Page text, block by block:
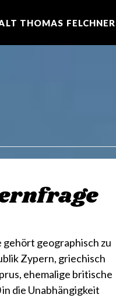
THOMAS
geographisch zu
Zypern, griechisch
ehemalige britische
die Unabhängigkeit